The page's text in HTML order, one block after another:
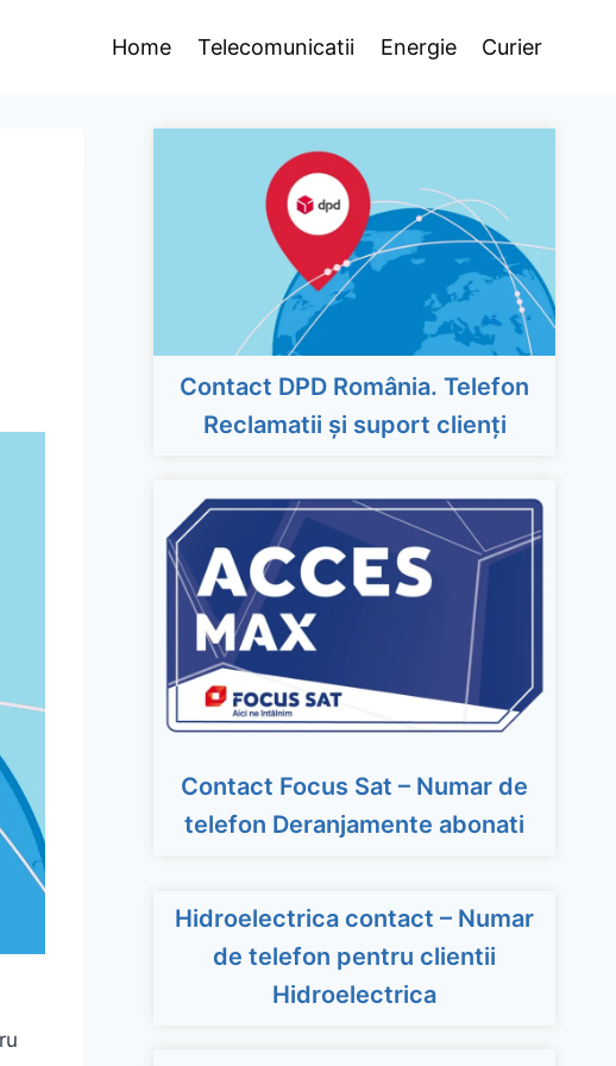
Home Telecomunicatii Energie Curier
Contact DPD România. Telefon
Reclamatii și suport clienți
Contact Focus Sat – Numar de
telefon Deranjamente abonati
Hidroelectrica contact – Numar
de telefon pentru clientii
Hidroelectrica